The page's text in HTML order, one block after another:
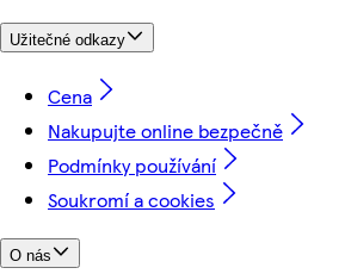
Užitečné odkazy
Cena
Nakupujte online bezpečně
Podmínky používání
Soukromí a cookies
O nás